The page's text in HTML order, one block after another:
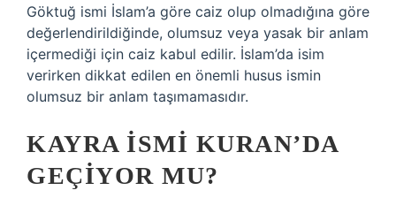
Göktuğ ismi İslam’a göre caiz olup olmadığına göre
değerlendirildiğinde, olumsuz veya yasak bir anlam
içermediği için caiz kabul edilir. İslam’da isim
verirken dikkat edilen en önemli husus ismin
olumsuz bir anlam taşımamasıdır.
KAYRA ISMI KURAN’DA
GEÇIYOR MU?